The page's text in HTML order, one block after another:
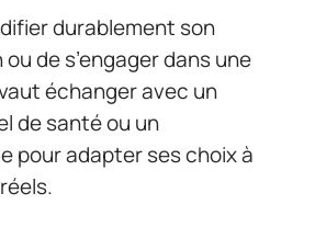
durablement son
de s’engager dans une
échanger avec un
de santé ou un
pour adapter ses choix à